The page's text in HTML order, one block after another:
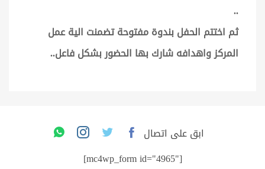
..
ثم اختتم الحفل بندوة مفتوحة تضمنت الية عمل
المركز واهدافه شارك بها الحضور بشكل فاعل..
ابق على اتصال
[mc4wp_form id="4965"]